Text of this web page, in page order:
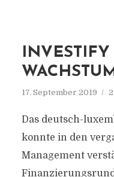
INVESTIFY
17. September 2019
Das deutsch-
konnte in den
Management